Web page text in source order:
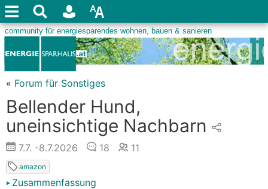
« Forum für Sonstiges
Bellender Hund,
uneinsichtige Nachbarn
7.7. -8.7.2026 18 11
amazon
Zusammenfassung